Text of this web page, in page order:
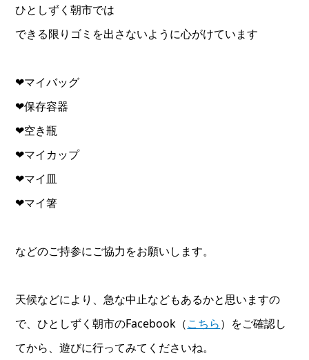
ひとしずく朝市では
できる限りゴミを出さないように心がけています
❤︎マイバッグ
❤︎保存容器
❤︎空き瓶
❤︎マイカップ
❤︎マイ皿
❤︎マイ箸
などのご持参にご協力をお願いします。
天候などにより、急な中止などもあるかと思いますの
で、ひとしずく朝市のFacebook（こちら）をご確認し
てから、遊びに行ってみてくださいね。